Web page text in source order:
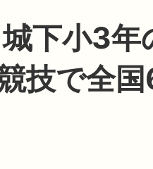
下小3年
技で全